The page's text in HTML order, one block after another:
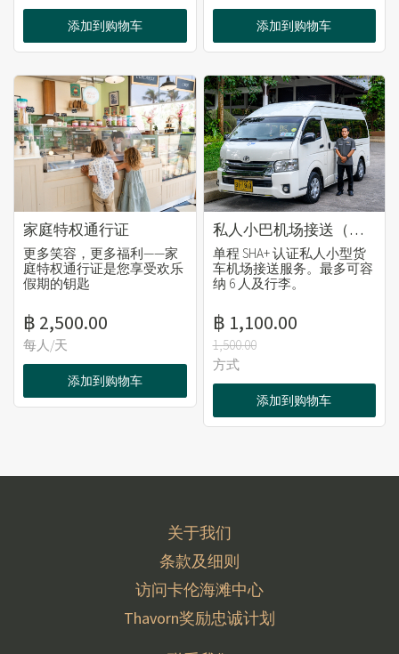
添加到购物车 添加到购物车
家庭特权通行证
更多笑容，更多福利——家
庭特权通行证是您享受欢乐
假期的钥匙
฿ 2,500.00
每人/天
添加到购物车
私人小巴机场接送（单程）
单程 SHA+ 认证私人小型货
车机场接送服务。最多可容
纳 6 人及行李。
฿ 1,100.00
1,500.00
方式
添加到购物车
关于我们
条款及细则
访问卡伦海滩中心
Thavorn奖励忠诚计划